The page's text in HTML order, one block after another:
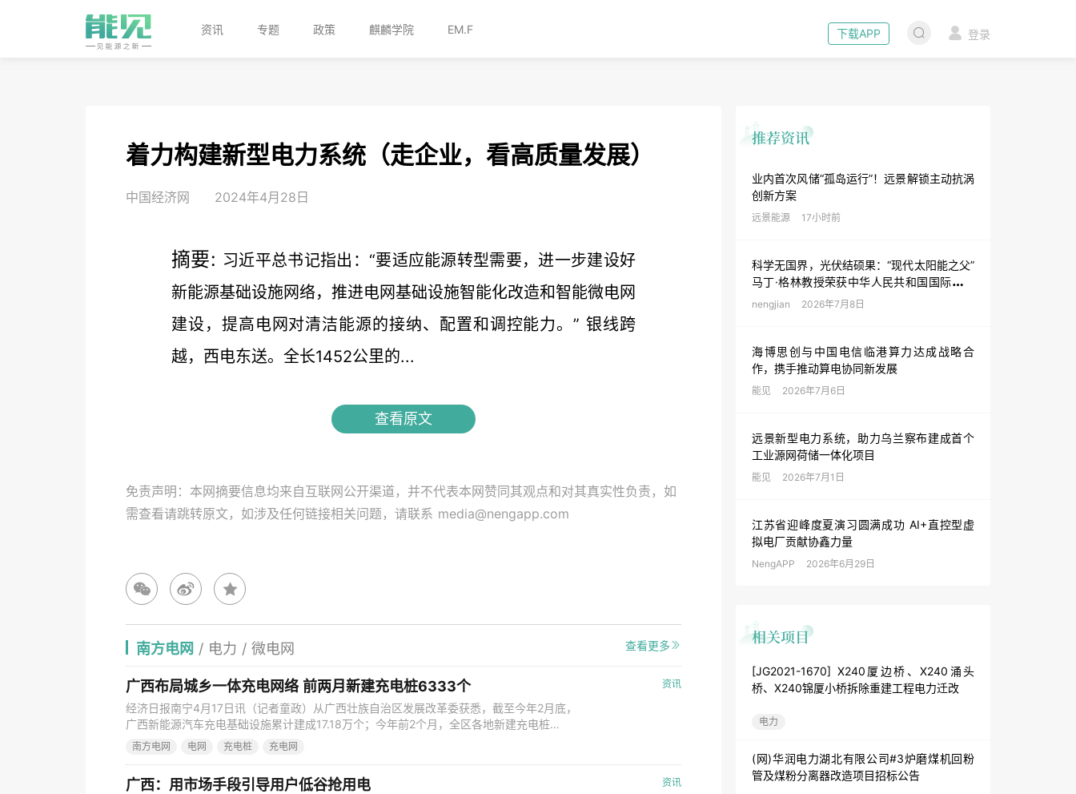
下载APP 登录
资讯 专题 政策 麒麟学院 EM.F
业内首次风储“孤岛运行”！远景解锁主动抗涡
创新方案
远景能源 17小时前
科学无国界，光伏结硕果：“现代太阳能之父”
马丁·格林教授荣获中华人民共和国国际科学
技术合作奖
nengjian 2026年7月8日
海博思创与中国电信临港算力达成战略合
作，携手推动算电协同新发展
能见 2026年7月6日
远景新型电力系统，助力乌兰察布建成首个
工业源网荷储一体化项目
能见 2026年7月1日
江苏省迎峰度夏演习圆满成功 AI+直控型虚
拟电厂贡献协鑫力量
NengAPP 2026年6月29日
[JG2021-1670] X240厦边桥、X240涌头
桥、X240锦厦小桥拆除重建工程电力迁改
电力
(网)华润电力湖北有限公司#3炉磨煤机回粉
管及煤粉分离器改造项目招标公告
着力构建新型电力系统（走企业，看高质量发展）
中国经济网 2024年4月28日
摘要: 习近平总书记指出：“要适应能源转型需要，进一步建设好
新能源基础设施网络，推进电网基础设施智能化改造和智能微电网
建设，提高电网对清洁能源的接纳、配置和调控能力。” 银线跨
越，西电东送。全长1452公里的...
查看原文
免责声明：本网摘要信息均来自互联网公开渠道，并不代表本网赞同其观点和对其真实性负责，如
需查看请跳转原文，如涉及任何链接相关问题，请联系 media@nengapp.com
南方电网 / 电力 / 微电网 查看更多
资讯
广西布局城乡一体充电网络 前两月新建充电桩6333个
经济日报南宁4月17日讯（记者童政）从广西壮族自治区发展改革委获悉，截至今年2月底，
广西新能源汽车充电基础设施累计建成17.18万个；今年前2个月，全区各地新建充电桩
6333个。广西充电基础设施建设取得积极进展，覆盖城乡的充电网络进一步完善。 充电基
南方电网 电网 充电桩 充电网
资讯
广西：用市场手段引导用户低谷抢用电